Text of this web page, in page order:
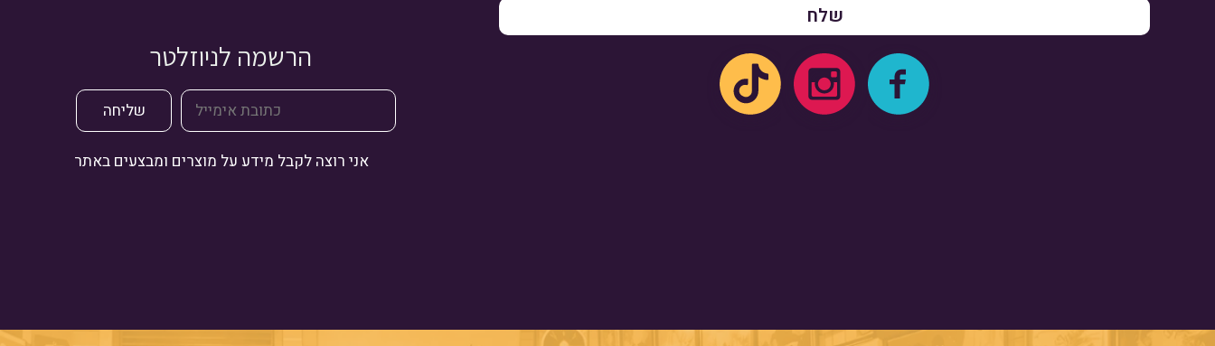
הרשמה לניוזלטר
אני רוצה לקבל מידע על מוצרים ומבצעים באתר